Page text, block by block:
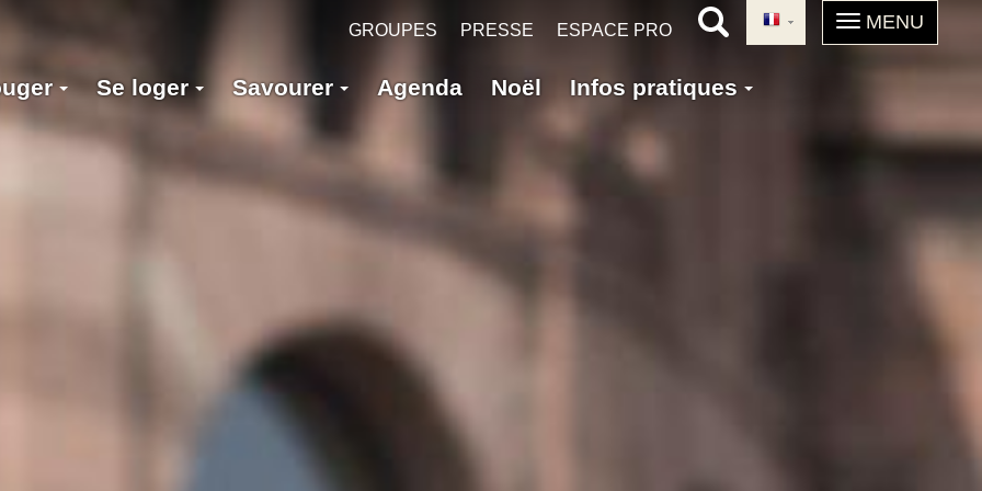
GROUPES PRESSE ESPACE PRO
Se loger Savourer Agenda Noël Infos pratiques